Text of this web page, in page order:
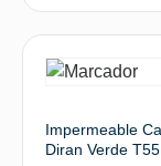
Impermeable
Diran Verde T55